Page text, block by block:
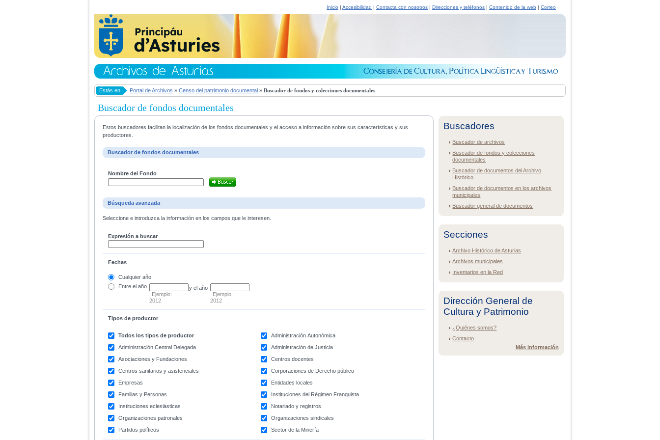
Inicio | Accesibilidad | Contacta con nosotros | Direcciones y teléfonos | Contenido de la web | Correo
Estás en Portal de Archivos » Censo del patrimonio documental » Buscador de fondos y colecciones documentales
Buscador de fondos documentales
Estos buscadores facilitan la localización de los fondos documentales y el acceso a información sobre sus características y sus
productores.
Buscador de fondos documentales
Nombre del Fondo
Búsqueda avanzada
Seleccione e introduzca la información en los campos que le interesen.
Expresión a buscar
Fechas
Cualquier año
Entre el año
Ejemplo:
2012
y el año
Ejemplo:
2012
Tipos de productor
Todos los tipos de productor
Administración Autonómica
Administración Central Delegada
Administración de Justicia
Asociaciones y Fundaciones
Centros docentes
Centros sanitarios y asistenciales
Corporaciones de Derecho público
Empresas
Entidades locales
Familias y Personas
Instituciones del Régimen Franquista
Instituciones eclesiásticas
Notariado y registros
Organizaciones patronales
Organizaciones sindicales
Partidos políticos
Sector de la Minería
Buscadores
Buscador de archivos
Buscador de fondos y colecciones
documentales
Buscador de documentos del Archivo
Histórico
Buscador de documentos en los archivos
municipales
Buscador general de documentos
Secciones
Archivo Histórico de Asturias
Archivos municipales
Inventarios en la Red
Dirección General de
Cultura y Patrimonio
¿Quiénes somos?
Contacto
Más información